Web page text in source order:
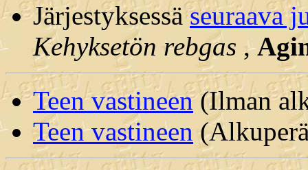
Järjestyksessäseuraava
Kehyksetön rebgas ,
Teen vastineen(Ilman
Teen vastineen